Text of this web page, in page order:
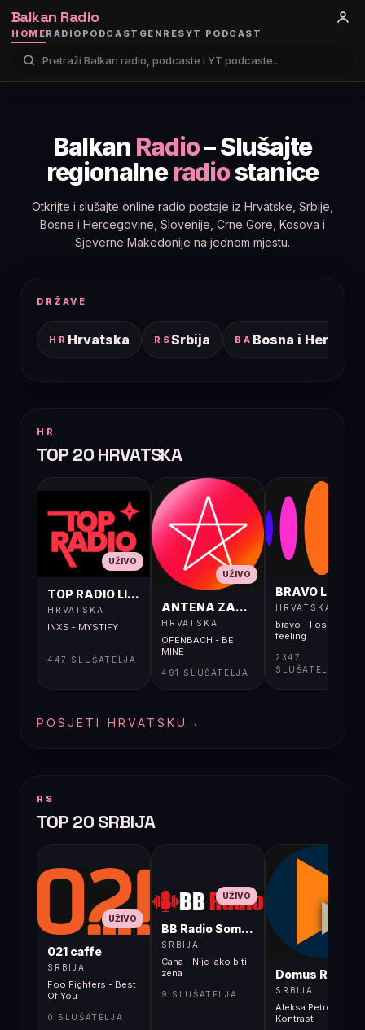
Balkan Radio
HOMERADIO PODCAST GENRESYT PODCAST
Balkan Radio– Slušajte
regionalneradiostanice
Otkrijte i slušajte online radio postaje iz Hrvatske, Srbije,
Bosne i Hercegovine, Slovenije, Crne Gore, Kosova i
Sjeverne Makedonije na jednom mjestu.
DRŽAVE
HR Hrvatska RSSrbija BA Bosna i
HR
TOP 20 HRVATSKA
UŽIVO
TOP RADIO LIVE
HRVATSKA
INXS - MYSTIFY
447 SLUŠATELJA
UŽIVO
ANTENA ZAGREB LIVE
HRVATSKA
OFENBACH - BE
MINE
491 SLUŠATELJA
BRAVO LIVE
HRVATSKA
bravo - I osjećaj i
feeling
2347
SLUŠATELJA
POSJETI HRVATSKU →
RS
TOP 20 SRBIJA
UŽIVO
021 caffe
SRBIJA
Foo Fighters - Best
Of You
0 SLUŠATELJA
UŽIVO
BB Radio Sombor
SRBIJA
Cana - Nije lako biti
zena
9 SLUŠATELJA
Domus Radio
SRBIJA
Aleksa Petrović -
Kontrast